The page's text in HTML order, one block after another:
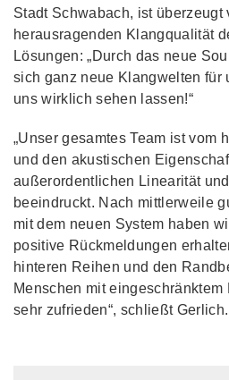
Stadt Schwabach, ist überzeugt
herausragenden Klangqualität
Lösungen: „Durch das neue
sich ganz neue Klangwelten für
uns wirklich sehen lassen!“
„Unser gesamtes Team ist vom
und den akustischen
außerordentlichen Linearität
beeindruckt. Nach mittlerweile
mit dem neuen System haben
positive Rückmeldungen
hinteren Reihen und den
Menschen mit eingeschränktem
sehr zufrieden“, schließt Gerlich.